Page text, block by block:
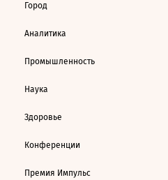
Город
Аналитика
Промышленность
Наука
Здоровье
Конференции
Премия Импульс